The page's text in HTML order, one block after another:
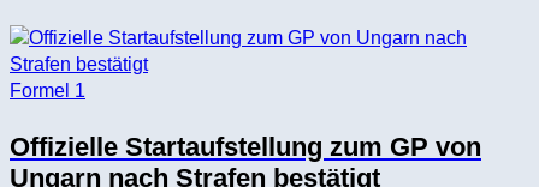
Formel 1
Offizielle Startaufstellung zum GP von
Ungarn nach Strafen bestätigt